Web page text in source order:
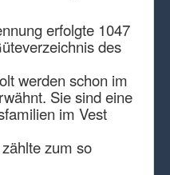
erfolgte 1047
des
werden schon im
Sie sind eine
im Vest
zum so